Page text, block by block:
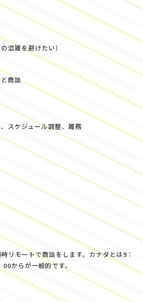
混雑を避けたい）
商談
スケジュール調整、雑務
リモートで商談をします。カナダとは9：
からが一般的です。